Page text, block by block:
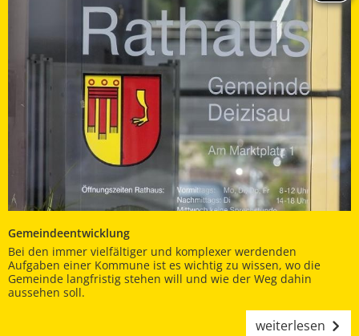
Gemeindeentwicklung
Bei den immer vielfältiger und komplexer werdenden
Aufgaben einer Kommune ist es wichtig zu wissen, wo die
Gemeinde langfristig stehen will und wie der Weg dahin
aussehen soll.
weiterlesen